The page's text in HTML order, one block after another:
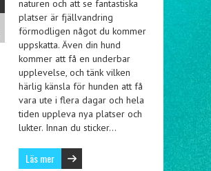
naturen och att se fantastiska
platser är fjällvandring
förmodligen något du kommer
uppskatta. Även din hund
kommer att få en underbar
upplevelse, och tänk vilken
härlig känsla för hunden att få
vara ute i flera dagar och hela
tiden uppleva nya platser och
lukter. Innan du sticker…
Läs mer